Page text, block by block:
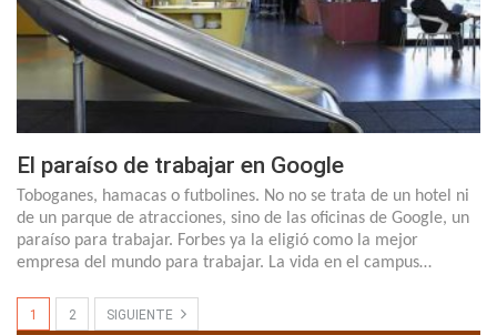
El paraíso de trabajar en Google
Toboganes, hamacas o futbolines. No no se trata de un hotel ni
de un parque de atracciones, sino de las oficinas de Google, un
paraíso para trabajar. Forbes ya la eligió como la mejor
empresa del mundo para trabajar. La vida en el campus…
1 2 SIGUIENTE